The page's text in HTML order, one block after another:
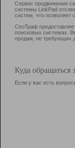
Сервис продвижения
системы LinkPad
систем, что позволяет
СеоТраф
поисковых системах.
продаж, не требующих
Куда
Если у вас есть